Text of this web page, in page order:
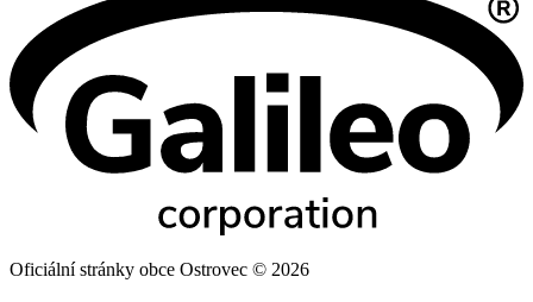
Oficiální stránky obce Ostrovec © 2026